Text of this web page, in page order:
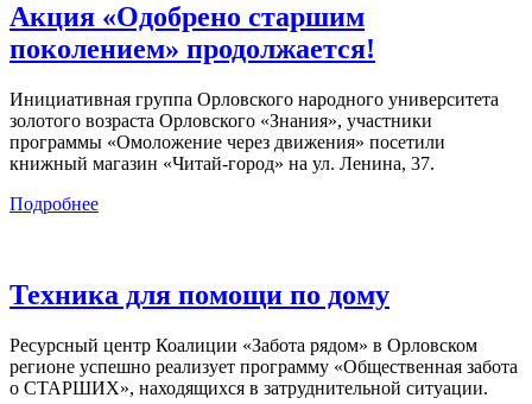
Акция «Одобрено старшим
поколением» продолжается!
Инициативная группа Орловского народного университета
золотого возраста Орловского «Знания», участники
программы «Омоложение через движения» посетили
книжный магазин «Читай-город» на ул. Ленина, 37.
Подробнее
Техника для помощи по дому
Ресурсный центр Коалиции «Забота рядом» в Орловском
регионе успешно реализует программу «Общественная забота
о СТАРШИХ», находящихся в затруднительной ситуации.